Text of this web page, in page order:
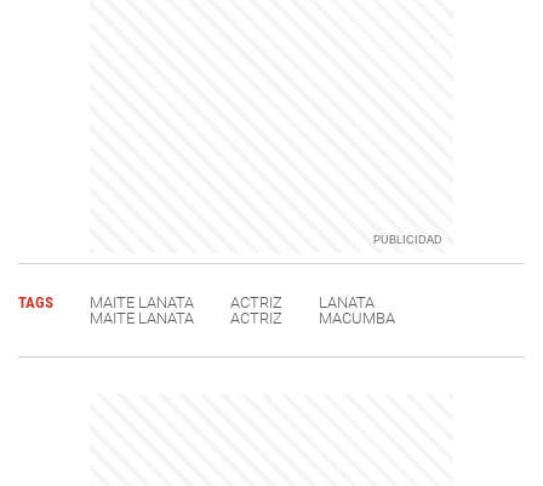
TAGS MAITE LANATA ACTRIZ
LANATA
MAITE LANATA
ACTRIZ MACUMBA